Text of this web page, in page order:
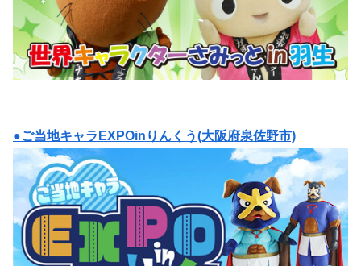
●ご当地キャラEXPOinりんくう(大阪府泉佐野市)